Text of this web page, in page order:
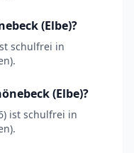
(Elbe)?
schulfrei in
(Elbe)?
ist schulfrei in